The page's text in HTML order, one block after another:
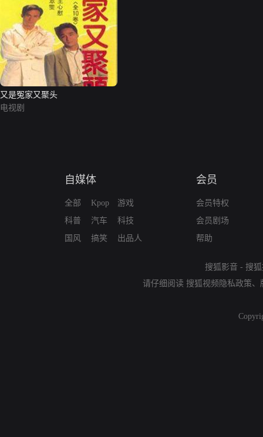
又是冤家又聚头
电视剧
自媒体
全部
科普
国风
Kpop
汽车
搞笑
游戏
科技
出品人
会员
会员特权
会员剧场
帮助
搜狐影音 - 搜
请仔细阅读 搜狐视频隐私政策、